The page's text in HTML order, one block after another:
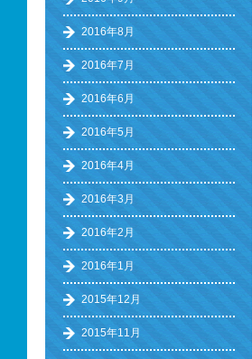
2016年8月
2016年7月
2016年6月
2016年5月
2016年4月
2016年3月
2016年2月
2016年1月
2015年12月
2015年11月